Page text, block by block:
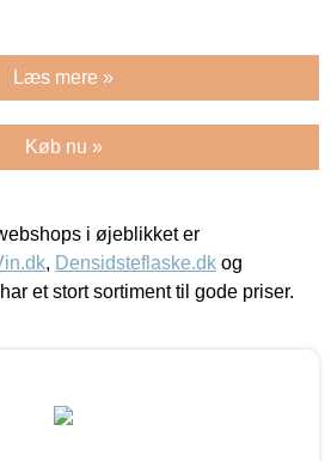
Læs mere »
Køb nu »
i øjeblikket er
, Densidsteflaske.dk og
et stort sortiment til gode priser.